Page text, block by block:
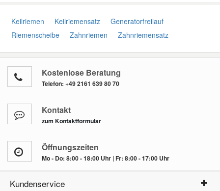
Keilriemen Keilriemensatz
Generatorfreilauf
Riemenscheibe
Zahnriemen Zahnriemensatz
Kostenlose Beratung
Telefon: +49 2161 639 80 70
Kontakt
zum Kontaktformular
Öffnungszeiten
Mo - Do: 8:00 - 18:00 Uhr | Fr: 8:00 - 17:00 Uhr
Kundenservice